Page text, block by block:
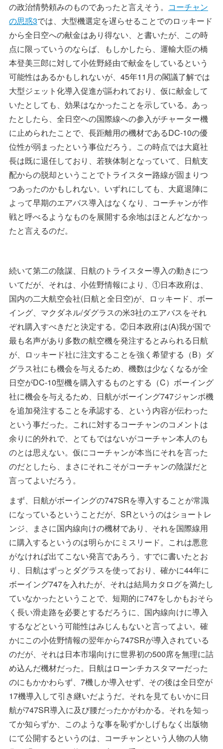
の政治情勢頼みのものであったと言えそう。 コーチャン
の思惑3では、大型機選定を遅らせることでのロッキード
から全日空への献金はあり得ない、と書いたが、この時
点に限っていうのならば、もしかしたら、運輸大臣の橋
本登美三郎に対して小佐野経由で献金をしているという
可能性はあるかもしれないが、45年11月の閣議了解では
大型ジェット化導入促進が謳われており、仮に献金して
いたとしても、効果はなかったことを示している。あっ
たとしたら、全日空への国際線への参入がチャーター機
に止められたことで、長距離用の機材であるDC-10の優
位性が弱まったという事位だろう。この時点では大庭社
長は既に退任しており、若狭体制となっていて、日航支
配からの脱却ということでトライスター路線が固まりつ
つあったのかもしれない。いずれにしても、大庭退陣に
よって早期のエアバス導入はなくなり、コーチャンが作
戦と呼べるようなものを展開する余地はほとんどなかっ
たと言えるのだ。
続いて第二の陰謀、日航のトライスター導入の動きにつ
いてだが、それは、小佐野情報により、①日本政府は、
国内の二大航空会社(日航と全日空)が、ロッキード、ボー
イング、マクダネル/ダグラスの米3社のエアバスをそれ
ぞれ購入すべきだと決定する。②日本政府は(A)我が国で
最も名声があり多数の航空機を発注するとみられる日航
が、ロッキード社に注文することを強く希望する（B）ダ
グラス社にも機会を与えるため、機数は少なくなるが全
日空がDC-10型機を購入するものとする（C）ボーイング
社に機会を与えるため、日航がボーイング747ジャンボ機
を追加発注することを承認する、という内容が伝わった
という事だった。これに対するコーチャンのコメントは
余りに的外れで、とてもではないがコーチャン本人のも
のとは思えない。仮にコーチャンが本当にそれを言った
のだとしたら、まさにそれこそがコーチャンの陰謀だと
言ってよいだろう。
まず、日航がボーイングの747SRを導入することが常識
になっているということだが、SRというのはショートレ
ンジ、まさに国内線向けの機材であり、それを国際線用
に購入するというのは明らかにミスリード。これは悪意
がなければ出てこない発言であろう。すでに書いたとお
り、日航はずっとダグラスを使っており、確かに44年に
ボーイング747を入れたが、それは結局カタログを満たし
ていなかったということで、短期的に747をしかもおそら
く長い滑走路を必要とするだろうに、国内線向けに導入
するなどという可能性はみじんもないと言ってよい。確
かにこの小佐野情報の翌年から747SRが導入されている
のだが、それは日本市場向けに世界初の500席を無理に詰
め込んだ機材だった。日航はローンチカスタマーだった
のにもかかわらず、7機しか導入せず、その後は全日空が
17機導入して引き継いだようだ。それを見てもいかに日
航が747SR導入に及び腰だったかがわかる。それを知っ
てか知らずか、このような事を恥ずかしげもなく出版物
にて公開するというのは、コーチャンという人物の人物